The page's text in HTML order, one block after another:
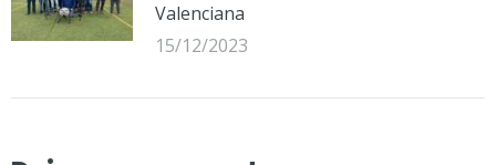
Valenciana
15/12/2023